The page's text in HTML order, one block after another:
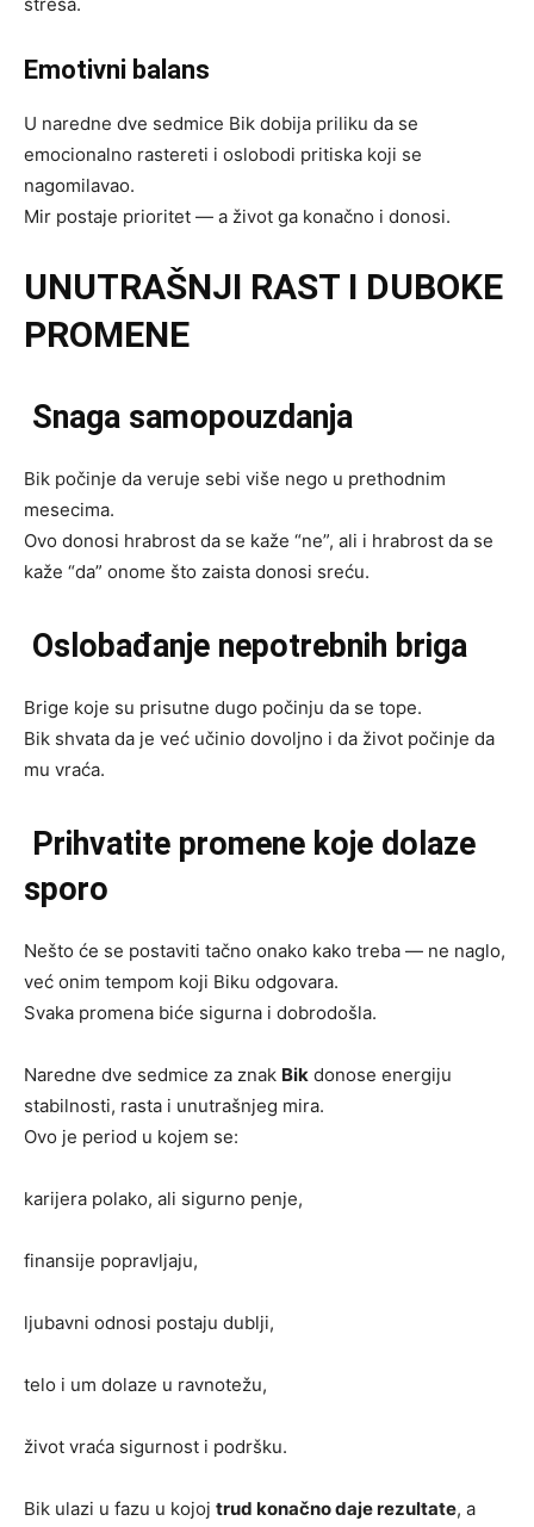
Emotivni balans
U naredne dve sedmice Bik dobija priliku da se
emocionalno rastereti i oslobodi pritiska koji se
nagomilavao.
Mir postaje prioritet — a život ga konačno i donosi.
UNUTRAŠNJI RAST I DUBOKE
PROMENE
Snaga samopouzdanja
Bik počinje da veruje sebi više nego u prethodnim
mesecima.
Ovo donosi hrabrost da se kaže “ne”, ali i hrabrost da se
kaže “da” onome što zaista donosi sreću.
Oslobađanje nepotrebnih briga
Brige koje su prisutne dugo počinju da se tope.
Bik shvata da je već učinio dovoljno i da život počinje da
mu vraća.
Prihvatite promene koje dolaze
sporo
Nešto će se postaviti tačno onako kako treba — ne naglo,
već onim tempom koji Biku odgovara.
Svaka promena biće sigurna i dobrodošla.
Naredne dve sedmice za znak Bik donose energiju
stabilnosti, rasta i unutrašnjeg mira.
Ovo je period u kojem se:
karijera polako, ali sigurno penje,
finansije popravljaju,
ljubavni odnosi postaju dublji,
telo i um dolaze u ravnotežu,
život vraća sigurnost i podršku.
Bik ulazi u fazu u kojoj trud konačno daje rezultate, a